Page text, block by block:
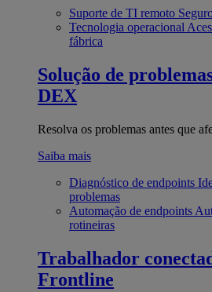
Suporte de TI remoto
Tecnologia operacional
fábrica
Solução de
DEX
Resolva os problemas antes que
Saiba mais
Diagnóstico de endpoints
problemas
Automação de endpoints
rotineiras
Trabalhador
Frontline